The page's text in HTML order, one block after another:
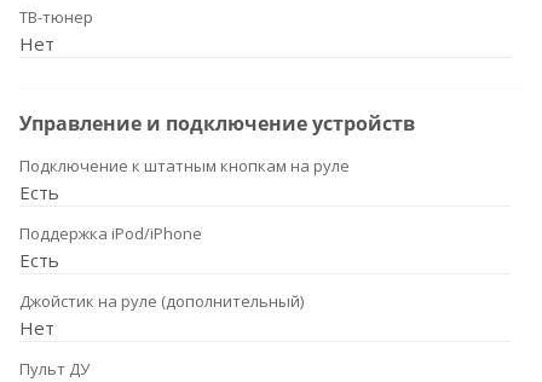
ТВ-тюнер
Нет
Управление и подключение устройств
Подключение к штатным кнопкам на руле
Есть
Поддержка iPod/iPhone
Есть
Джойстик на руле (дополнительный)
Нет
Пульт ДУ